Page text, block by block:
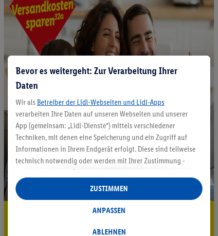
5.95 € Versand sparen³²ᵃ
Jetzt zum Newsletter anmelden
Bevor es weitergeht: Zur Verarbeitung Ihrer
Daten
Wir als Betreiber der Lidl-Webseiten und Lidl-Apps
verarbeiten Ihre Daten auf unseren Webseiten und unserer
App (gemeinsam: „Lidl-Dienste“) mittels verschiedener
Techniken, mit denen eine Speicherung und ein Zugriff auf
Informationen in Ihrem Endgerät erfolgt. Diese sind teilweise
technisch notwendig oder werden mit Ihrer Zustimmung -
auch durch Partner (u.a.
Verantwortliche; im Zusammenhang mit dem IAB TCF
insgesamt
Statistik-Erstellung oder für personalisierte Werbung
Datenverarbeitungen für personalisierte Werbung werden
ABLEHNEN
ANPASSEN
ZUSTIMMEN